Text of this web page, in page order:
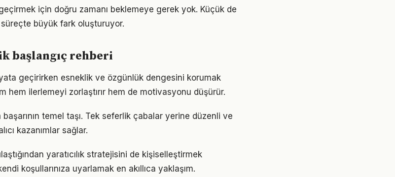
için doğru zamanı beklemeye gerek yok. Küçük de
büyük fark oluşturuyor.
başlangıç rehberi
geçirirken esneklik ve özgünlük dengesini korumak
hem ilerlemeyi zorlaştırır hem de motivasyonu düşürür.
başarının temel taşı. Tek seferlik çabalar yerine düzenli ve
kazanımlar sağlar.
yaratıcılık stratejisini de kişiselleştirmek
koşullarınıza uyarlamak en akıllıca yaklaşım.